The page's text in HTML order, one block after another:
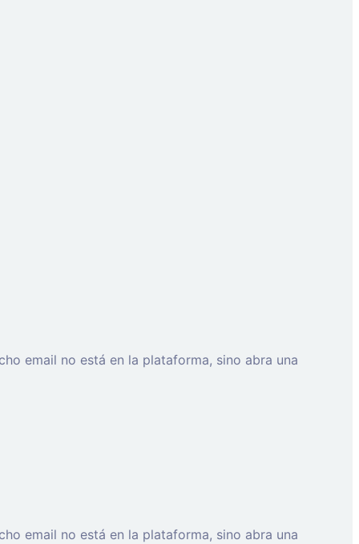
email no está en la plataforma, sino abra una
email no está en la plataforma, sino abra una